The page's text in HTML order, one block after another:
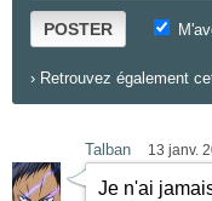
POSTER
› Retrouvez également
Talban 13 janv.
Je n'ai